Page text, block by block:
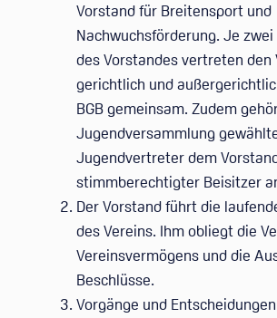
Vorstand für Breitensport und
Nachwuchsförderung. Je
des Vorstandes vertreten den
gerichtlich und
BGB gemeinsam. Zudem
Jugendversammlung
Jugendvertreter dem
stimmberechtigter Beisitzer
Der Vorstand führt die
des Vereins. Ihm obliegt die
Vereinsvermögens und die
Beschlüsse.
Vorgänge und